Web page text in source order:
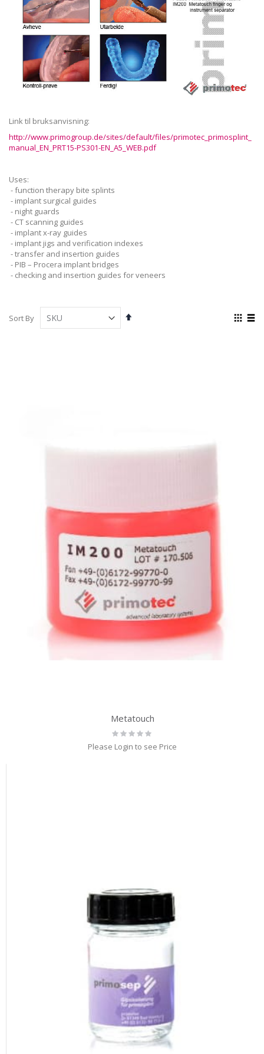
Link til bruksanvisning:
http://www.primogroup.de/sites/default/files/primotec_primosplint_
manual_EN_PRT15-PS301-EN_A5_WEB.pdf
Uses:
- function therapy bite splints
- implant surgical guides
- night guards
- CT scanning guides
- implant x-ray guides
- implant jigs and verification indexes
- transfer and insertion guides
- PIB – Procera implant bridges
- checking and insertion guides for veneers
Sort By
Set
View
Metatouch
Rating:
Please Login to see Price